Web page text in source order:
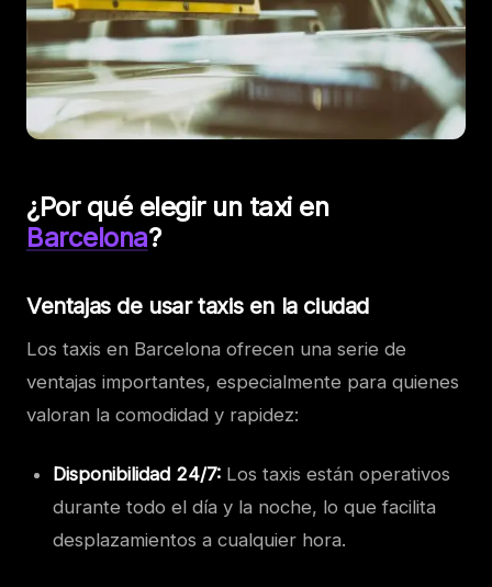
¿Por qué elegir un taxi en
Barcelona?
Ventajas de usar taxis en la ciudad
Los taxis en Barcelona ofrecen una serie de
ventajas importantes, especialmente para quienes
valoran la comodidad y rapidez:
Disponibilidad 24/7: Los taxis están operativos
durante todo el día y la noche, lo que facilita
desplazamientos a cualquier hora.